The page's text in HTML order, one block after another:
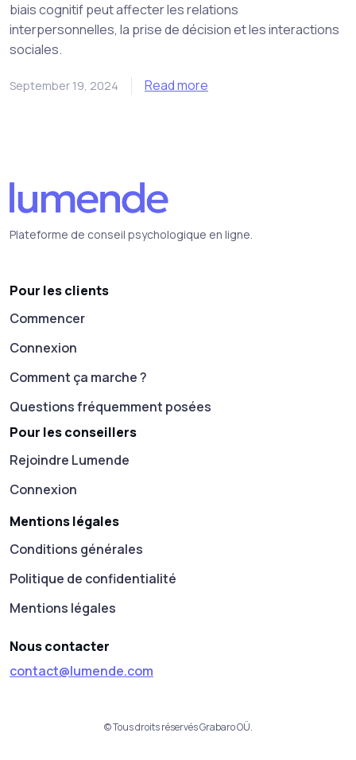
biais cognitif peut affecter les relations
interpersonnelles, la prise de décision et les interactions
sociales.
September 19, 2024 Read more
Plateforme de conseil psychologique en ligne.
Pour les clients
Commencer
Connexion
Comment ça marche ?
Questions fréquemment posées
Pour les conseillers
Rejoindre Lumende
Connexion
Mentions légales
Conditions générales
Politique de confidentialité
Mentions légales
Nous contacter
contact@lumende.com
© Tous droits réservés Grabaro OÜ.